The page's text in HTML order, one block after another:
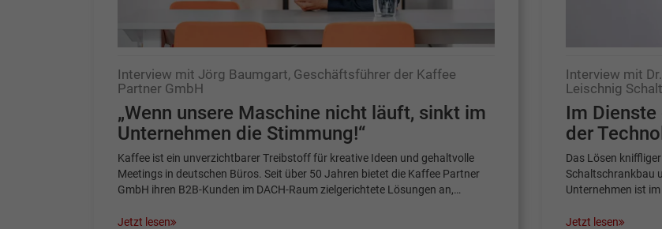
Interview mit Jörg Baumgart, Geschäftsführer der Kaffee
Partner GmbH
„Wenn unsere Maschine nicht läuft, sinkt im
Unternehmen die Stimmung!“
Kaffee ist ein unverzichtbarer Treibstoff für kreative Ideen und gehaltvolle
Meetings in deutschen Büros. Seit über 50 Jahren bietet die Kaffee Partner
GmbH ihren B2B-Kunden im DACH-Raum zielgerichtete Lösungen an,…
Jetzt lesen
Interview mit
Leischnig
Im
der
Das Lösen
Schaltschrankbau
Unternehmen ist
Jetzt lesen